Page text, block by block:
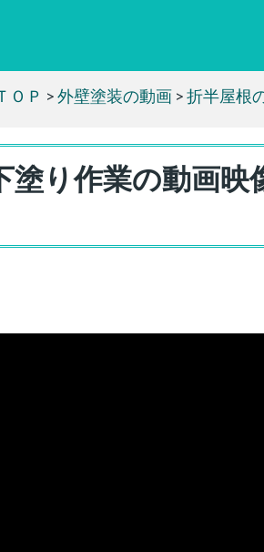
ＯＰ >外壁塗装の動画 >折半屋根
り作業の動画映